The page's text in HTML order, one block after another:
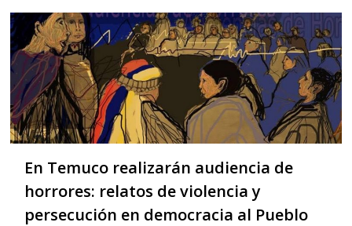
En Temuco realizarán audiencia de
horrores: relatos de violencia y
persecución en democracia al Pueblo